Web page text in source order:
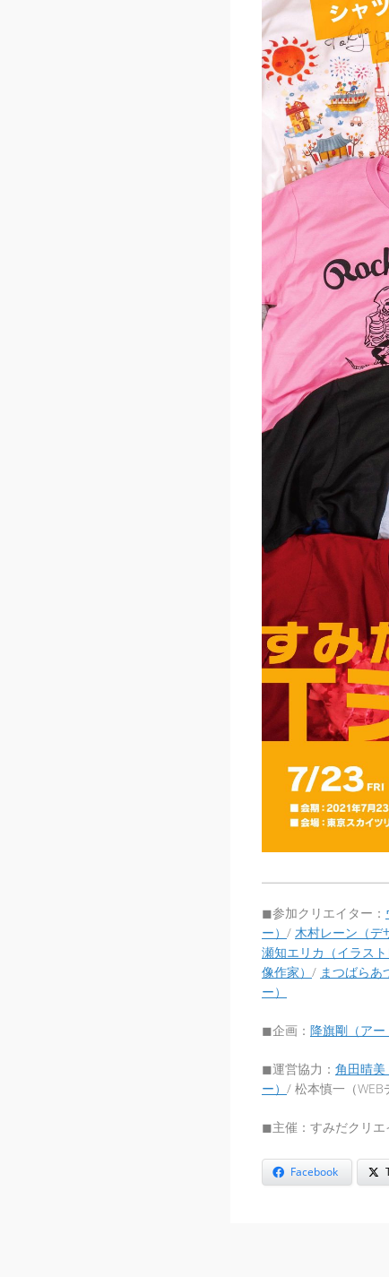
◼︎参加クリエイター：
ー） / 木村レーン（デ
瀬知エリカ（イラスト
像作家） / まつばらあ
ー）
◼︎企画： 降旗剛（アー
◼︎運営協力： 角田晴美
ー） / 松本慎一（WEB
◼︎主催：すみだクリエ
Facebook